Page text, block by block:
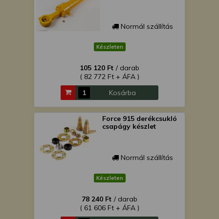
Normál szállítás
Készleten
105 120 Ft / darab
( 82 772 Ft + ÁFA )
Kosárba
Force 915 derékcsukló
csapágy készlet
Normál szállítás
Készleten
78 240 Ft / darab
( 61 606 Ft + ÁFA )